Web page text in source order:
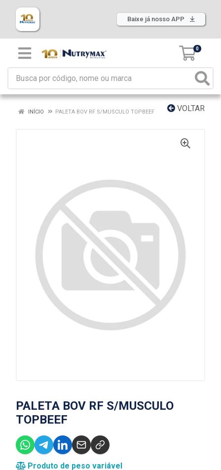
Baixe já nosso APP
0
VOLTAR
INÍCIO PALETA BOV RF S/MUSCULO TOPBEEF
PALETA BOV RF S/MUSCULO
TOPBEEF
Produto de peso variável